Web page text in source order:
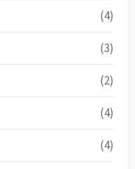
(4)
(3)
(2)
(4)
(4)